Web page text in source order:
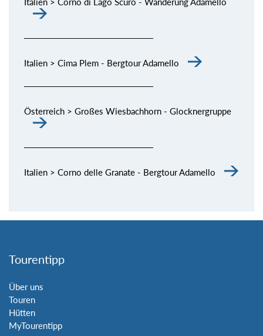
Italien > Cima Plem - Bergtour Adamello
Österreich > Großes Wiesbachhorn - Glocknergruppe
Italien > Corno delle Granate - Bergtour Adamello
Tourentipp
Über uns
Touren
Hütten
MyTourentipp